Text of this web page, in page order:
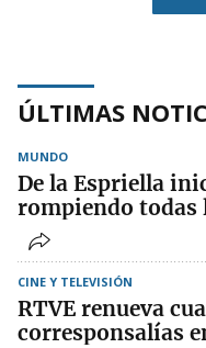
ÚLTIMAS
MUNDO
De la Espriella
rompiendo todas
CINE Y TELEVISIÓN
RTVE renueva
corresponsalías